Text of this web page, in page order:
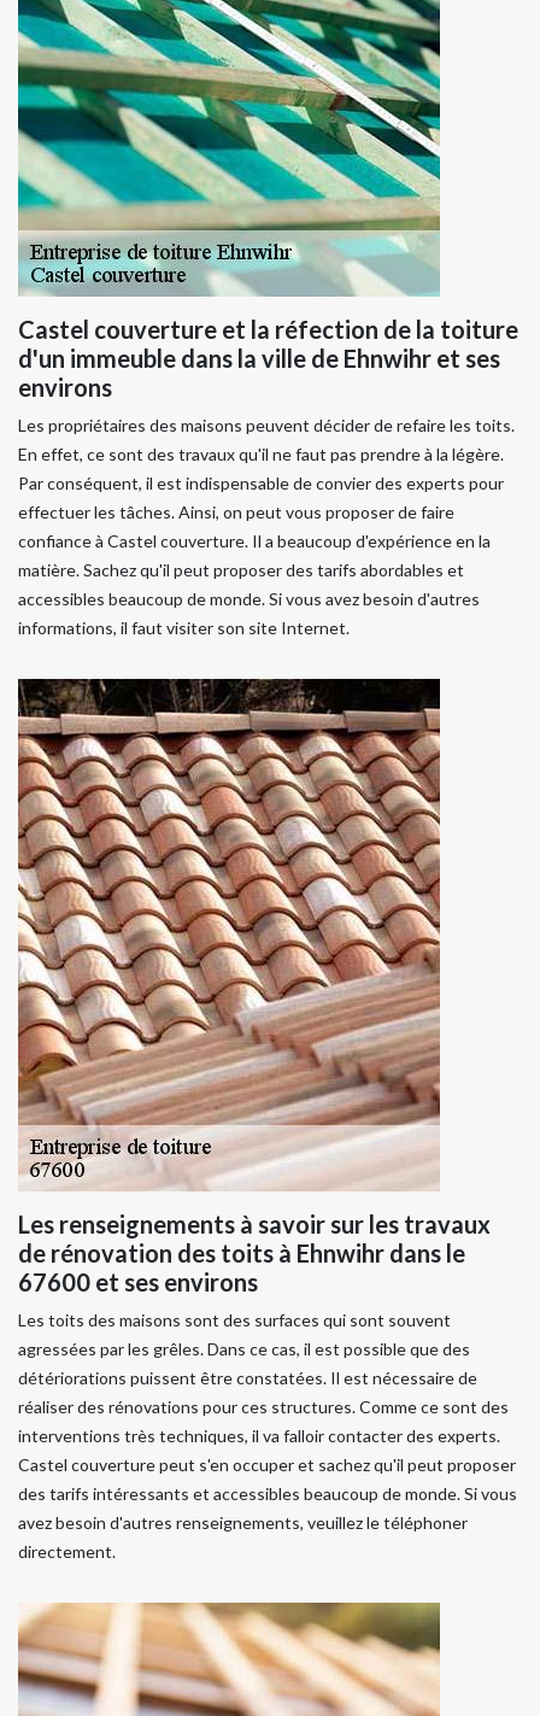
Castel couverture et la réfection de la toiture
d'un immeuble dans la ville de Ehnwihr et ses
environs
Les propriétaires des maisons peuvent décider de refaire les toits.
En effet, ce sont des travaux qu'il ne faut pas prendre à la légère.
Par conséquent, il est indispensable de convier des experts pour
effectuer les tâches. Ainsi, on peut vous proposer de faire
confiance à Castel couverture. Il a beaucoup d'expérience en la
matière. Sachez qu'il peut proposer des tarifs abordables et
accessibles beaucoup de monde. Si vous avez besoin d'autres
informations, il faut visiter son site Internet.
Les renseignements à savoir sur les travaux
de rénovation des toits à Ehnwihr dans le
67600 et ses environs
Les toits des maisons sont des surfaces qui sont souvent
agressées par les grêles. Dans ce cas, il est possible que des
détériorations puissent être constatées. Il est nécessaire de
réaliser des rénovations pour ces structures. Comme ce sont des
interventions très techniques, il va falloir contacter des experts.
Castel couverture peut s'en occuper et sachez qu'il peut proposer
des tarifs intéressants et accessibles beaucoup de monde. Si vous
avez besoin d'autres renseignements, veuillez le téléphoner
directement.